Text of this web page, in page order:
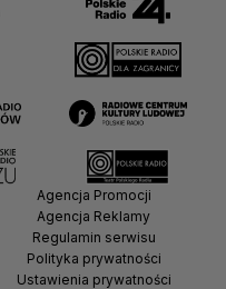
Agencja Promocji
Agencja Reklamy
Regulamin serwisu
Polityka prywatności
Ustawienia prywatności